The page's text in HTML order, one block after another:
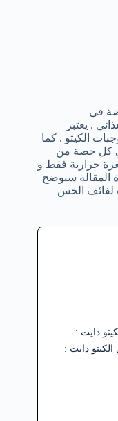
في
. يعتبر
الكيتو . كما
كل حصة من
لفائف الخس بالجمبري على 165 سعرة حرارية فقط و
المقالة سنوضح
لفائف الخس
دايت :
دايت :